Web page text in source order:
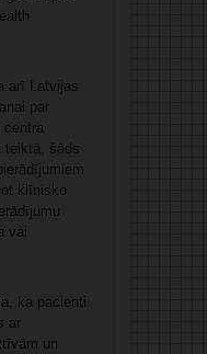
arī Latvijas
par
teiktā, šāds
klīnisko
vai
ka pacienti
ar
un